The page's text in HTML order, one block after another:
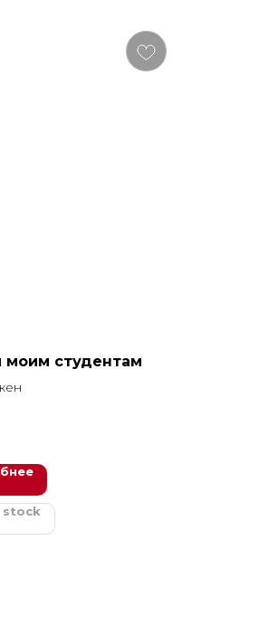
моим студентам
stock